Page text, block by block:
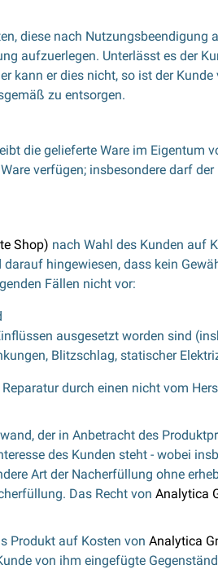
diese nach Nutzungsbeendigung
aufzuerlegen. Unterlässt es der
er dies nicht, so ist der
zu entsorgen.
die gelieferte Ware im Eigentum
verfügen; insbesondere darf
Shop) nach Wahl des Kunden auf
hingewiesen, dass kein
Fällen nicht vor:
ausgesetzt worden sind
Blitzschlag, statischer
durch einen nicht vom
der in Anbetracht des
des Kunden steht - wobei
Art der Nacherfüllung ohne
Das Recht von Analytica
Produkt auf Kosten von Analytica
von ihm eingefügte